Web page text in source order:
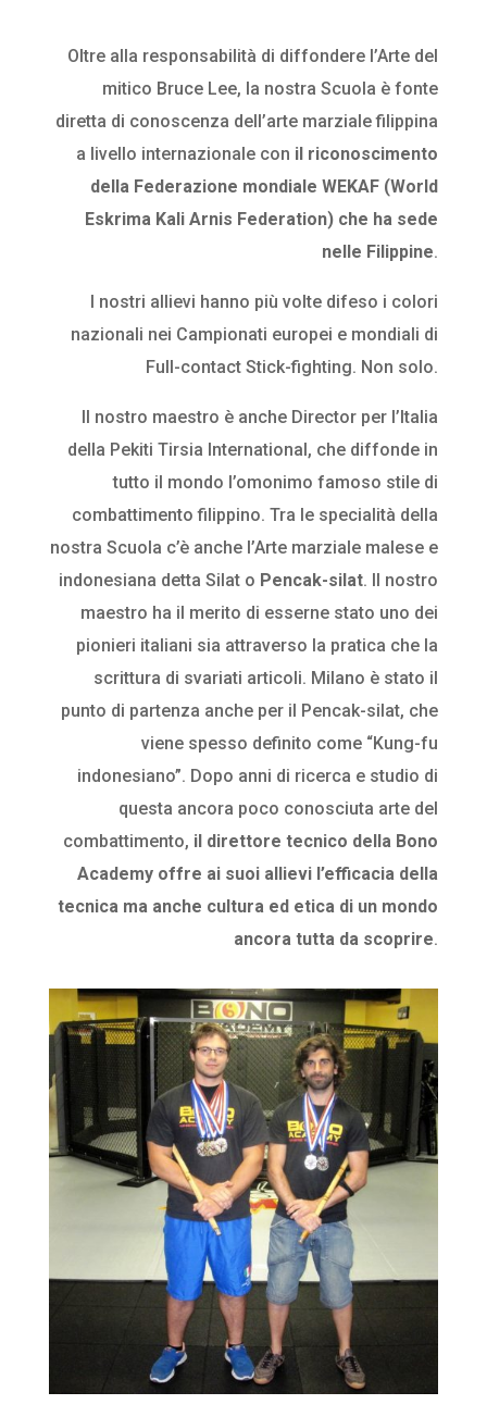
Oltre alla responsabilità di diffondere l’Arte del
mitico Bruce Lee, la nostra Scuola è fonte
diretta di conoscenza dell’arte marziale filippina
a livello internazionale con il riconoscimento
della Federazione mondiale WEKAF (World
Eskrima Kali Arnis Federation) che ha sede
nelle Filippine.
I nostri allievi hanno più volte difeso i colori
nazionali nei Campionati europei e mondiali di
Full-contact Stick-fighting. Non solo.
Il nostro maestro è anche Director per l’Italia
della Pekiti Tirsia International, che diffonde in
tutto il mondo l’omonimo famoso stile di
combattimento filippino. Tra le specialità della
nostra Scuola c’è anche l’Arte marziale malese e
indonesiana detta Silat o Pencak-silat. Il nostro
maestro ha il merito di esserne stato uno dei
pionieri italiani sia attraverso la pratica che la
scrittura di svariati articoli. Milano è stato il
punto di partenza anche per il Pencak-silat, che
viene spesso definito come “Kung-fu
indonesiano”. Dopo anni di ricerca e studio di
questa ancora poco conosciuta arte del
combattimento, il direttore tecnico della Bono
Academy offre ai suoi allievi l’efficacia della
tecnica ma anche cultura ed etica di un mondo
ancora tutta da scoprire.